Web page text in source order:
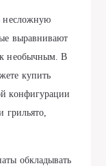
несложную
выравнивают
необычным. В
купить
конфигурации
грильято,
обкладывать